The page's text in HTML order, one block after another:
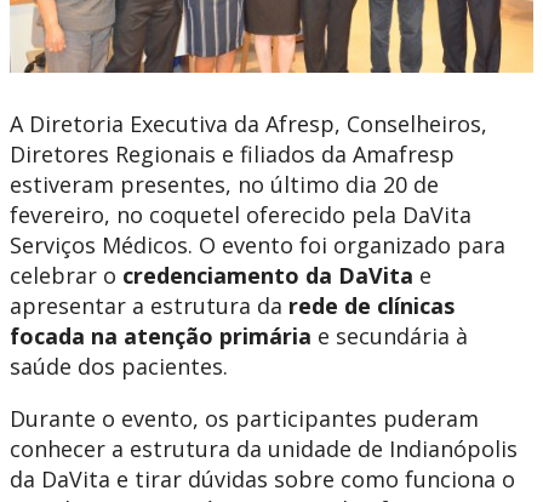
A Diretoria Executiva da Afresp, Conselheiros,
Diretores Regionais e filiados da Amafresp
estiveram presentes, no último dia 20 de
fevereiro, no coquetel oferecido pela DaVita
Serviços Médicos. O evento foi organizado para
celebrar o credenciamento da DaVita e
apresentar a estrutura da rede de clínicas
focada na atenção primária e secundária à
saúde dos pacientes.
Durante o evento, os participantes puderam
conhecer a estrutura da unidade de Indianópolis
da DaVita e tirar dúvidas sobre como funciona o